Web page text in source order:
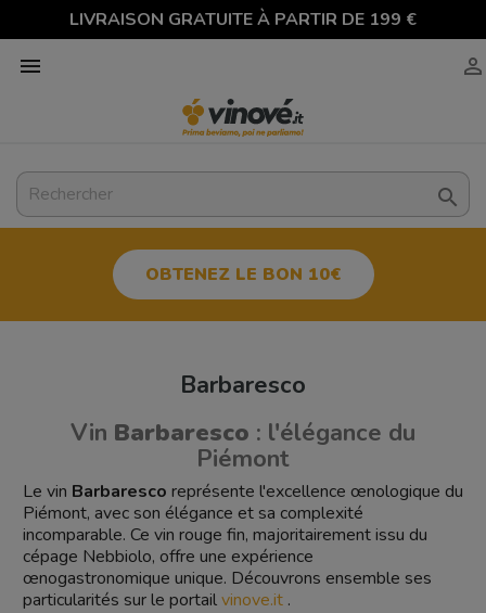
LIVRAISON GRATUITE À PARTIR DE 199 €
 

OBTENEZ LE BON 10€
Barbaresco
Vin Barbaresco : l'élégance du
Piémont
Le vin Barbaresco représente l'excellence œnologique du
Piémont, avec son élégance et sa complexité
incomparable. Ce vin rouge fin, majoritairement issu du
cépage Nebbiolo, offre une expérience
œnogastronomique unique. Découvrons ensemble ses
particularités sur le portailvinove.it .